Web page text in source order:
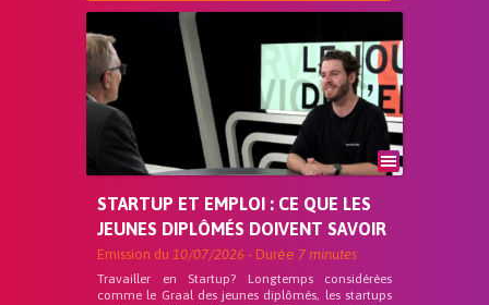
STARTUP ET EMPLOI : CE QUE LES
JEUNES DIPLÔMÉS DOIVENT SAVOIR
Emission du 10/07/2026 - Durée 7 minutes
Travailler en Startup? Longtemps considérées
comme le Graal des jeunes diplômés, les startups